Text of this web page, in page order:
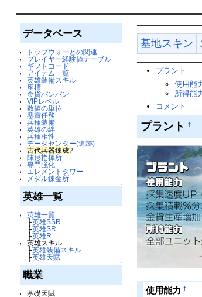
データベース
トップウォーとの関連
プレイヤー経験値テーブル
ギフトコード
アイテム一覧
英雄装備スキル
座標
金貨バンバン
VIPレベル
数値の単位
懸賞任務
兵種装備
英雄の絆
兵種相性
データセンター(遺跡)
古代兵器錬成?
陣形指揮所
専門強化
エレメントタワー
メダル錬金所
↑
英雄一覧
英雄一覧
├英雄SSR
├英雄SR
├英雄R
英雄スキル
├英雄装備スキル
├英雄天賦
↑
職業
基礎天賦
基地スキン
プラント
使用能
所得能
コメント
プラント†
使用能力 †